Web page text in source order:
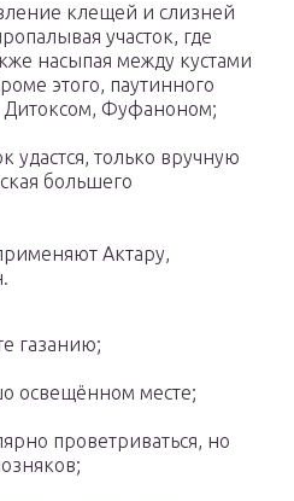
клещей и слизней
участок, где
насыпая между кустами
этого, паутинного
Фуфаноном;
удастся, только вручную
большего
Актару,
газанию;
освещённом месте;
проветриваться, но